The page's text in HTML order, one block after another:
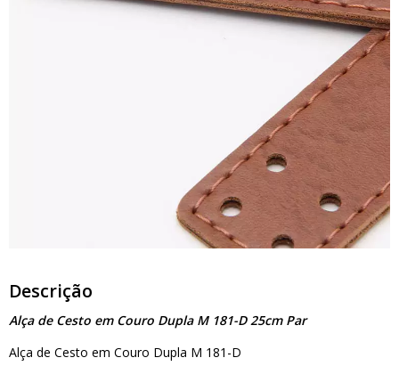
Descrição
Alça de Cesto em Couro Dupla M 181-D 25cm Par
Alça de Cesto em Couro Dupla M 181-D